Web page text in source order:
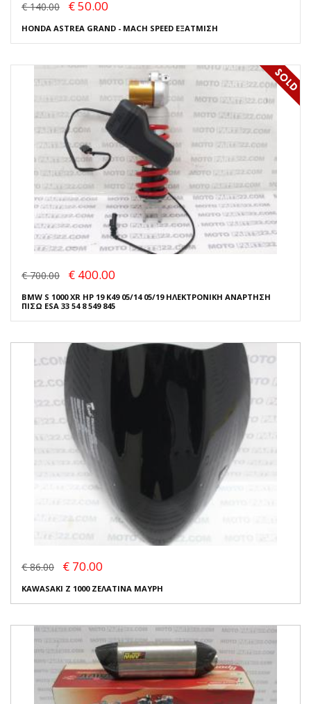
€ 140.00 € 50.00
HONDA ASTREA GRAND - MACH SPEED ΕΞΑΤΜΙΣΗ
€ 700.00 € 400.00
BMW S 1000 XR HP 19 K49 05/14 05/19 ΗΛΕΚΤΡΟΝΙΚΗ ΑΝΑΡΤΗΣΗ
ΠΙΣΩ ESA 33 54 8 549 845
€ 86.00 € 70.00
KAWASAKI Z 1000 ΖΕΛΑΤΙΝΑ ΜΑΥΡΗ